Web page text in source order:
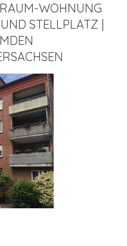
WOHNUNG
STELLPLATZ |